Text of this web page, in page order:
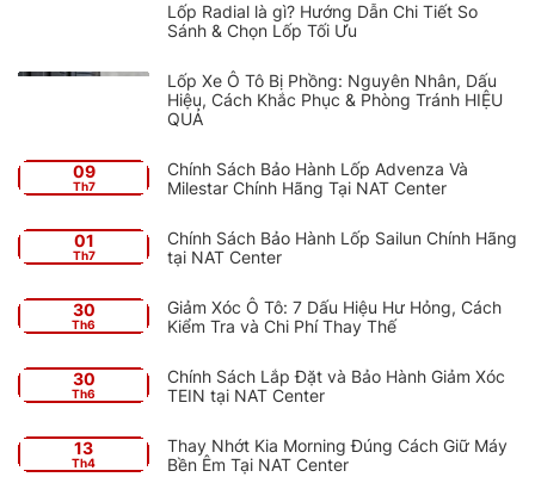
Lốp Radial là gì? Hướng Dẫn Chi Tiết So
Sánh & Chọn Lốp Tối Ưu
Lốp Xe Ô Tô Bị Phồng: Nguyên Nhân, Dấu
Hiệu, Cách Khắc Phục & Phòng Tránh HIỆU
QUẢ
09
Th7
Chính Sách Bảo Hành Lốp Advenza Và
Milestar Chính Hãng Tại NAT Center
01
Th7
Chính Sách Bảo Hành Lốp Sailun Chính Hãng
tại NAT Center
30
Th6
Giảm Xóc Ô Tô: 7 Dấu Hiệu Hư Hỏng, Cách
Kiểm Tra và Chi Phí Thay Thế
30
Th6
Chính Sách Lắp Đặt và Bảo Hành Giảm Xóc
TEIN tại NAT Center
13
Th4
Thay Nhớt Kia Morning Đúng Cách Giữ Máy
Bền Êm Tại NAT Center